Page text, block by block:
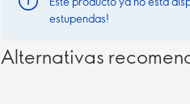
estupendas!
Alternativas